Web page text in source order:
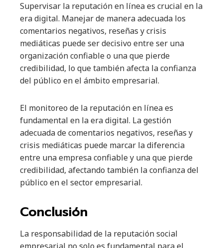
Supervisar la reputación en línea es crucial en la
era digital. Manejar de manera adecuada los
comentarios negativos, reseñas y crisis
mediáticas puede ser decisivo entre ser una
organización confiable o una que pierde
credibilidad, lo que también afecta la confianza
del público en el ámbito empresarial.
El monitoreo de la reputación en línea es
fundamental en la era digital. La gestión
adecuada de comentarios negativos, reseñas y
crisis mediáticas puede marcar la diferencia
entre una empresa confiable y una que pierde
credibilidad, afectando también la confianza del
público en el sector empresarial.
Conclusión
La responsabilidad de la reputación social